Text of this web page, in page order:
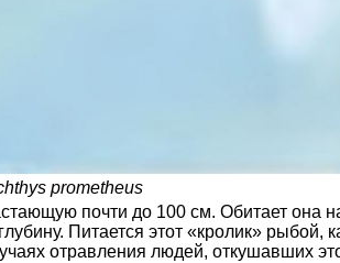
prometheus
почти до 100 см. Обитает она
Питается этот «кролик»
отравления людей, откушавших